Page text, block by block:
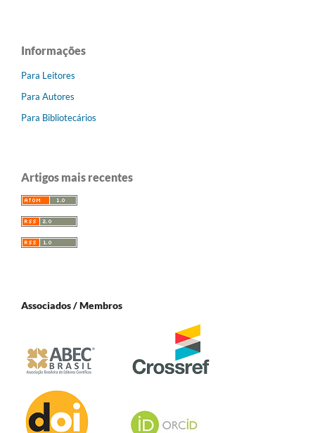
Informações
Para Leitores
Para Autores
Para Bibliotecários
Artigos mais recentes
Associados / Membros